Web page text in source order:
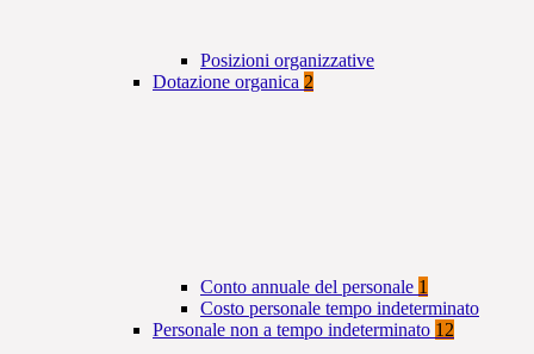
Posizioni organizzative
Dotazione organica 2
Conto annuale del personale 1
Costo personale tempo indeterminato
Personale non a tempo indeterminato 12